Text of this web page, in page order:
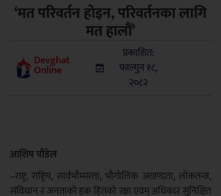
‘मत परिवर्तन होइन, परिवर्तनका लागि
मत हालौं’
Devghat
Online
प्रकाशित:
फाल्गुन १८,
२०८२
आशिष पौडेल
–राष्ट्र, राष्ट्रिय, सार्वभौमसत्ता, भौगोलिक अखण्डता, लोकतन्त्र,
संविधान र जनताको हक हितको रक्षा एवम् अधिकार सुनिश्चित